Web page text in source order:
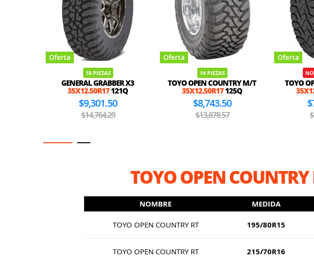
Oferta
18 PIEZAS
GENERAL GRABBER X3
35X12.50R17121Q
$9,301.50
$14,764.29
Oferta
14 PIEZAS
TOYO OPEN COUNTRY M/T
35X12.50R17125Q
$8,743.50
$13,878.57
Oferta
TOYO
TOYO OPEN COUNTRY
NOMBRE MEDIDA
TOYO OPEN COUNTRY RT 195/80R15
TOYO OPEN COUNTRY RT 215/70R16